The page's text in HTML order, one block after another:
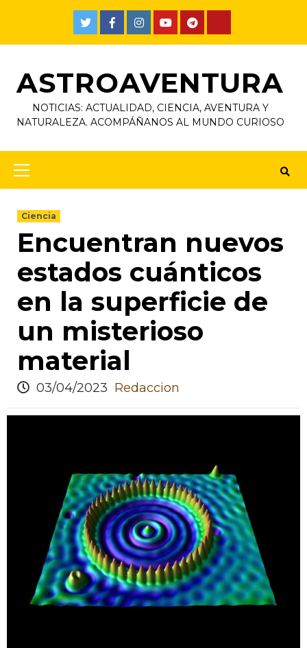
ASTROAVENTURA
NOTICIAS: ACTUALIDAD, CIENCIA, AVENTURA Y
NATURALEZA. ACOMPÁÑANOS AL MUNDO CURIOSO
Ciencia
Encuentran nuevos
estados cuánticos
en la superficie de
un misterioso
material
03/04/2023 Redaccion